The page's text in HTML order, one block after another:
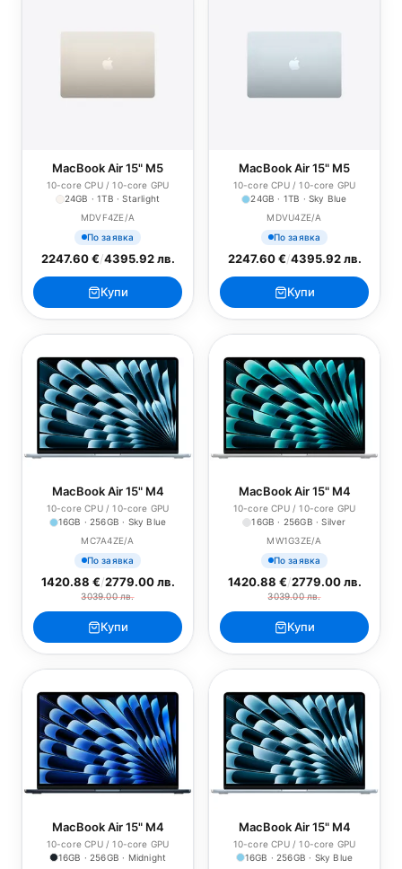
MacBook Air 15" M5
10-core CPU / 10-core GPU
24GB · 1TB · Starlight
MDVF4ZE/A
По заявка
2247.60 €/4395.92 лв.
Купи
MacBook Air 15" M5
10-core CPU / 10-core GPU
24GB · 1TB · Sky Blue
MDVU4ZE/A
По заявка
2247.60 €/4395.92 лв.
Купи
MacBook Air 15" M4
10-core CPU / 10-core GPU
16GB · 256GB · Sky Blue
MC7A4ZE/A
По заявка
1420.88 €/2779.00 лв.
3039.00 лв.
Купи
MacBook Air 15" M4
10-core CPU / 10-core GPU
16GB · 256GB · Silver
MW1G3ZE/A
По заявка
1420.88 €/2779.00 лв.
3039.00 лв.
Купи
MacBook Air 15" M4
10-core CPU / 10-core GPU
16GB · 256GB · Midnight
MacBook Air 15" M4
10-core CPU / 10-core GPU
16GB · 256GB · Sky Blue